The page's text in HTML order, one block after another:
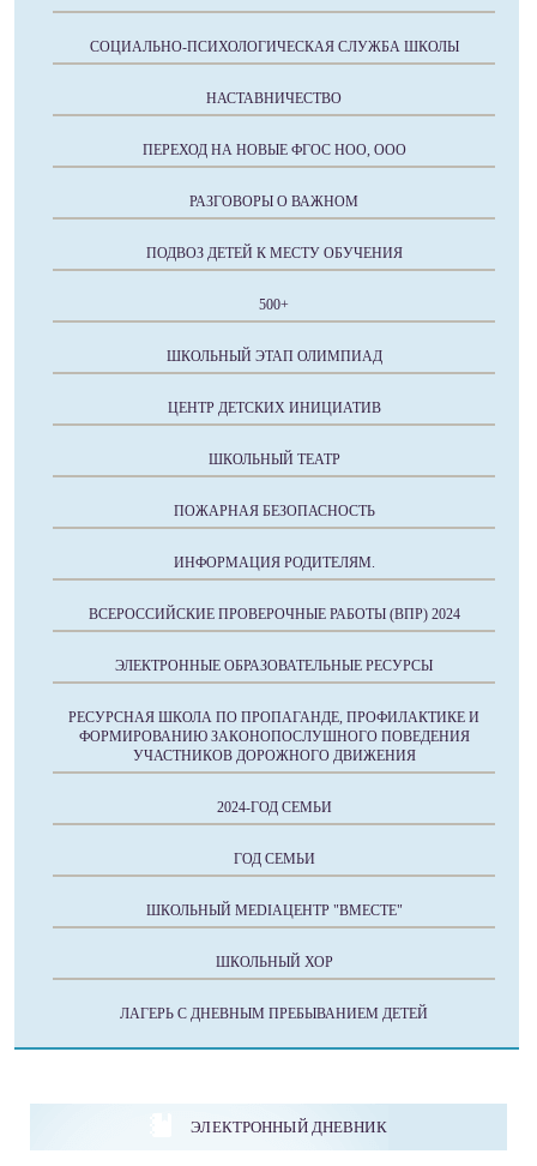
СОЦИАЛЬНО-ПСИХОЛОГИЧЕСКАЯ СЛУЖБА ШКОЛЫ
НАСТАВНИЧЕСТВО
ПЕРЕХОД НА НОВЫЕ ФГОС НОО, ООО
РАЗГОВОРЫ О ВАЖНОМ
ПОДВОЗ ДЕТЕЙ К МЕСТУ ОБУЧЕНИЯ
500+
ШКОЛЬНЫЙ ЭТАП ОЛИМПИАД
ЦЕНТР ДЕТСКИХ ИНИЦИАТИВ
ШКОЛЬНЫЙ ТЕАТР
ПОЖАРНАЯ БЕЗОПАСНОСТЬ
ИНФОРМАЦИЯ РОДИТЕЛЯМ.
ВСЕРОССИЙСКИЕ ПРОВЕРОЧНЫЕ РАБОТЫ (ВПР) 2024
ЭЛЕКТРОННЫЕ ОБРАЗОВАТЕЛЬНЫЕ РЕСУРСЫ
РЕСУРСНАЯ ШКОЛА ПО ПРОПАГАНДЕ, ПРОФИЛАКТИКЕ И
ФОРМИРОВАНИЮ ЗАКОНОПОСЛУШНОГО ПОВЕДЕНИЯ
УЧАСТНИКОВ ДОРОЖНОГО ДВИЖЕНИЯ
2024-ГОД СЕМЬИ
ГОД СЕМЬИ
ШКОЛЬНЫЙ MEDIAЦЕНТР "ВМЕСТЕ"
ШКОЛЬНЫЙ ХОР
ЛАГЕРЬ С ДНЕВНЫМ ПРЕБЫВАНИЕМ ДЕТЕЙ
ЭЛЕКТРОННЫЙ ДНЕВНИК